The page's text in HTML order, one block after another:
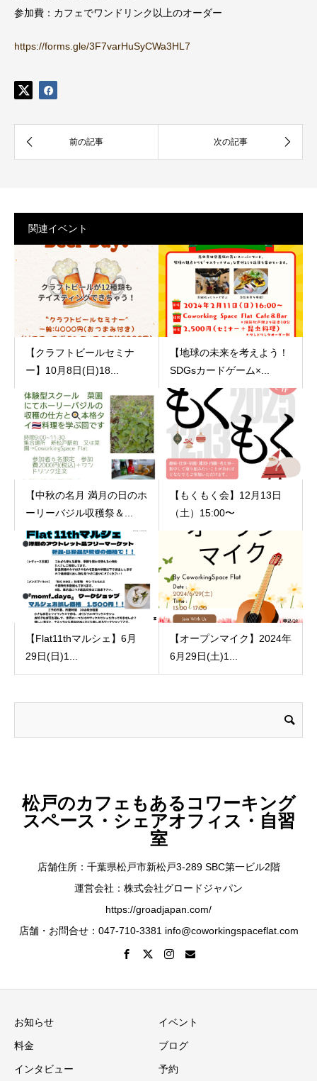
参加費：カフェでワンドリンク以上のオーダー
https://forms.gle/3F7varHuSyCWa3HL7
関連イベント
【クラフトビールセミナ
ー】10月8日(日)18...
【地球の未来を考えよう！
SDGsカードゲーム×...
【中秋の名月 満月の日のホ
ーリーバジル収穫祭＆...
【もくもく会】12月13日
（土）15:00〜
【Flat11thマルシェ】6月
29日(日)1...
【オープンマイク】2024年
6月29日(土)1...
松戸のカフェもあるコワーキング
スペース・シェアオフィス・自習
室
店舗住所：千葉県松戸市新松戸3-289 SBC第一ビル2階
運営会社：株式会社グロードジャパン
https://groadjapan.com/
店舗・お問合せ：047-710-3381 info@coworkingspaceflat.com
お知らせ イベント
料金 ブログ
インタビュー 予約